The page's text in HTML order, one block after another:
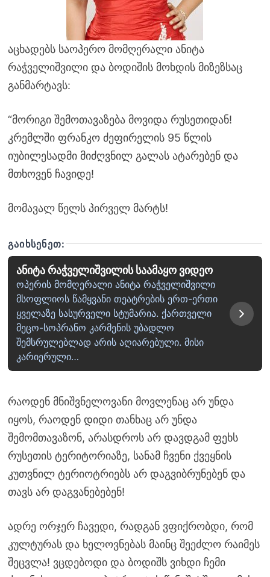
აცხადებს საოპერო მომღერალი ანიტა
რაჭველიშვილი და ბოდიშის მოხდის მიზეზსაც
განმარტავს:
“მორიგი შემოთავაზება მოვიდა რუსეთიდან!
კრემლში ფრანკო ძეფირელის 95 წლის
იუბილესადმი მიძღვნილ გალას ატარებენ და
მთხოვენ ჩავიდე!
მომავალ წელს პირველ მარტს!
ᲒᲐᲘᲮᲡᲔᲜᲔᲗ:
ანიტა რაჭველიშვილის საამაყო ვიდეო
ოპერის მომღერალი ანიტა რაჭველიშვილი
მსოფლიოს წამყვანი თეატრების ერთ-ერთი
ყველაზე სასურველი სტუმარია. ქართველი
მეცო-სოპრანო კარმენის უბადლო
შემსრულებლად არის აღიარებული. მისი
კარიერული…
რაოდენ მნიშვნელოვანი მოვლენაც არ უნდა
იყოს, რაოდენ დიდი თანხაც არ უნდა
შემომთავაზონ, არასდროს არ დავდგამ ფეხს
რუსეთის ტერიტორიაზე, სანამ ჩვენი ქვეყნის
კუთვნილ ტერიოტრიებს არ დაგვიბრუნებენ და
თავს არ დაგვანებებენ!
ადრე ორჯერ ჩავედი, რადგან ვფიქრობდი, რომ
კულტურას და ხელოვნებას მაინც შეეძლო რაიმეს
შეცვლა! ვცდებოდი და ბოდიშს ვიხდი ჩემი